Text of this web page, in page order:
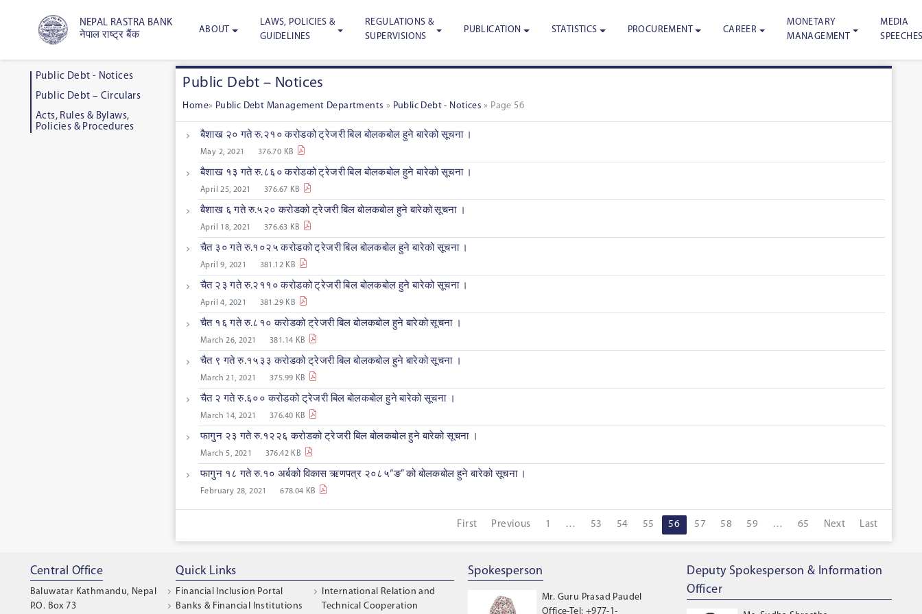
NEPAL RASTRA BANK
नेपाल राष्ट्र बैंक
ABOUT
LAWS, POLICIES &
GUIDELINES
REGULATIONS &
SUPERVISIONS
PUBLICATION STATISTICS PROCUREMENT CAREER
MONETARY
MANAGEMENT
MEDIA
Public Debt - Notices
Public Debt – Circulars
Acts, Rules & Bylaws,
Policies & Procedures
Public Debt – Notices
Home» Public Debt Management Departments » Public Debt - Notices » Page 56
बैशाख २० गते रु.२१० करोडको ट्रेजरी बिल बोलकबोल हुने बारेको सूचना ।
May 2, 2021 376.70 KB
बैशाख १३ गते रु.८६० करोडको ट्रेजरी बिल बोलकबोल हुने बारेको सूचना ।
April 25, 2021 376.67 KB
बैशाख ६ गते रु.५२० करोडको ट्रेजरी बिल बोलकबोल हुने बारेको सूचना ।
April 18, 2021 376.63 KB
चैत ३० गते रु.१०२५ करोडको ट्रेजरी बिल बोलकबोल हुने बारेको सूचना ।
April 9, 2021 381.12 KB
चैत २३ गते रु.२११० करोडको ट्रेजरी बिल बोलकबोल हुने बारेको सूचना ।
April 4, 2021 381.29 KB
चैत १६ गते रु.८१० करोडको ट्रेजरी बिल बोलकबोल हुने बारेको सूचना ।
March 26, 2021 381.14 KB
चैत ९ गते रु.१५३३ करोडको ट्रेजरी बिल बोलकबोल हुने बारेको सूचना ।
March 21, 2021 375.99 KB
चैत २ गते रु.६०० करोडको ट्रेजरी बिल बोलकबोल हुने बारेको सूचना ।
March 14, 2021 376.40 KB
फागुन २३ गते रु.१२२६ करोडको ट्रेजरी बिल बोलकबोल हुने बारेको सूचना ।
March 5, 2021 376.42 KB
फागुन १८ गते रु.१० अर्बको विकास ऋणपत्र २०८५“ङ” को बोलकबोल हुने बारेको सूचना ।
February 28, 2021 678.04 KB
First Previous 1 … 53 54 55 56 57 58 59 … 65 Next Last
Central Office
Baluwatar Kathmandu, Nepal
P.O. Box 73
Quick Links
Financial Inclusion Portal
Banks & Financial Institutions
International Relation and
Technical Cooperation
Spokesperson
Mr. Guru Prasad Paudel
Office-Tel: +977-1-
Deputy Spokesperson & Information
Officer